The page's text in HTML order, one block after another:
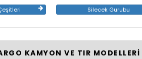
Silecek Gurubu
KAMYON VE TIR MODELLERİ